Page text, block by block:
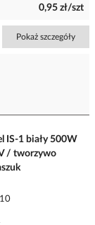
0,95 zł/szt
Pokaż szczegóły
IS-1 biały 500W
/ tworzywo